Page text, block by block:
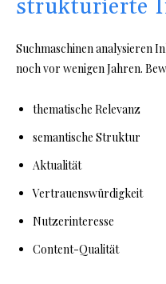
strukturierte
Suchmaschinen analysieren
noch vor wenigen Jahren.
thematische Relevanz
semantische Struktur
Aktualität
Vertrauenswürdigkeit
Nutzerinteresse
Content-Qualität